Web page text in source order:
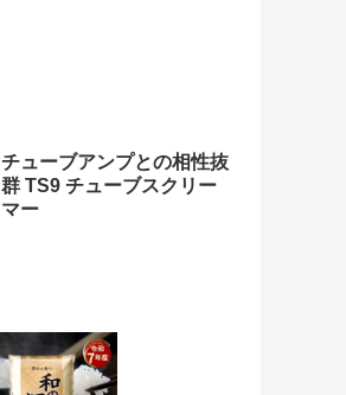
チューブアンプとの相性抜
群 TS9 チューブスクリー
マー